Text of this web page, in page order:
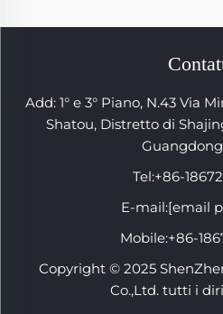
Add: 1° e 3° Piano, N.43 Via
Shatou, Distretto di
Tel:+86-
E-mail:[email
Mobile:+86-
Copyright © 2025
Co.,Ltd. tutti i